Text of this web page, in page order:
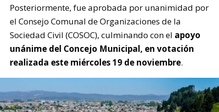
Posteriormente, fue aprobada por unanimidad por
el Consejo Comunal de Organizaciones de la
Sociedad Civil (COSOC), culminando con el apoyo
unánime del Concejo Municipal, en votación
realizada este miércoles 19 de noviembre.